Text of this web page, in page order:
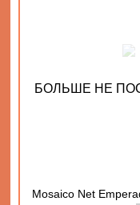
БОЛЬШЕ НЕ
Mosaico Net